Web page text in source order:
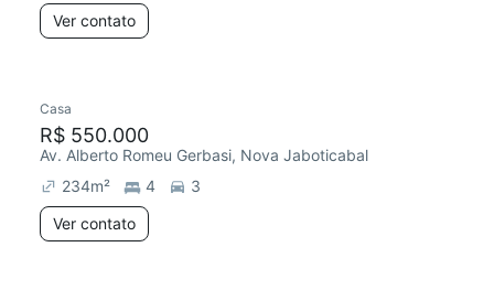
Ver contato
Casa
R$ 550.000
Av. Alberto Romeu Gerbasi, Nova Jaboticabal
234m² 4
3
Ver contato